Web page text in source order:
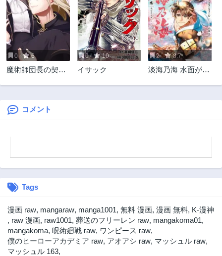
第11話
3年前
第10話
3年前
第9話 第8話
3年前
第7話
3年前
第6話
第5話 第4話
第3話
0 6
魔術師団長の契約
0 10
イサック
2 8.7
淡海乃海 水面が揺
コメント
Tags
漫画 raw, mangaraw, manga1001, 無料 漫画, 漫画 無料, K-漫神
, raw 漫画, raw1001, 葬送のフリーレン raw, mangakoma01,
mangakoma, 呪術廻戦 raw, ワンピース raw,
僕のヒーローアカデミア raw, アオアシ raw, マッシュル raw,
マッシュル 163,